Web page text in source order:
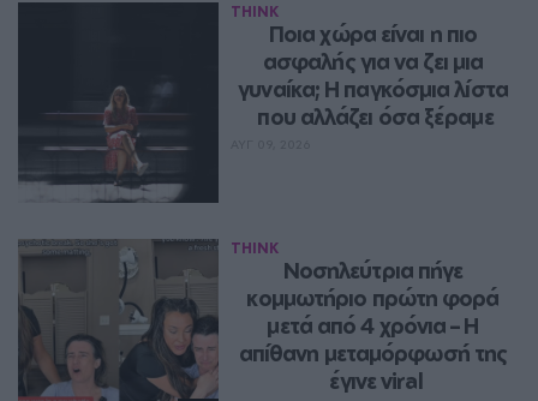
THINK
Ποια χώρα είναι η πιο
ασφαλής για να ζει μια
γυναίκα; Η παγκόσμια λίστα
που αλλάζει όσα ξέραμε
THINK
Νοσηλεύτρια πήγε
κομμωτήριο πρώτη φορά
μετά από 4 χρόνια – Η
απίθανη μεταμόρφωσή της
έγινε viral